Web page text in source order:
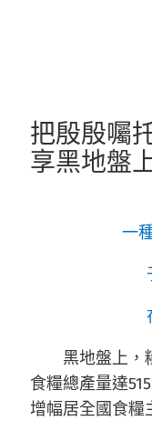
把殷殷囑
享黑地盤
一
黑地盤上，
食糧總產量達
增幅居全國食糧